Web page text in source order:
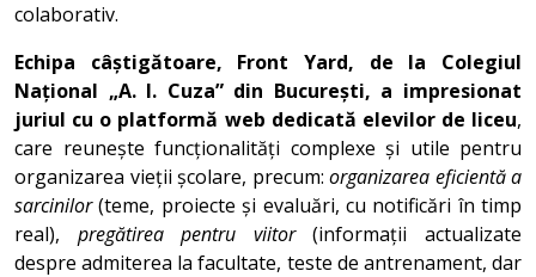
colaborativ.
Echipa câștigătoare, Front Yard, de la Colegiul
Național „A. I. Cuza” din București, a impresionat
juriul cu o platformă web dedicată elevilor de liceu,
care reunește funcționalități complexe și utile pentru
organizarea vieții școlare, precum: organizarea eficientă a
sarcinilor(teme, proiecte și evaluări, cu notificări în timp
real), pregătirea pentru viitor(informații actualizate
despre admiterea la facultate, teste de antrenament, dar